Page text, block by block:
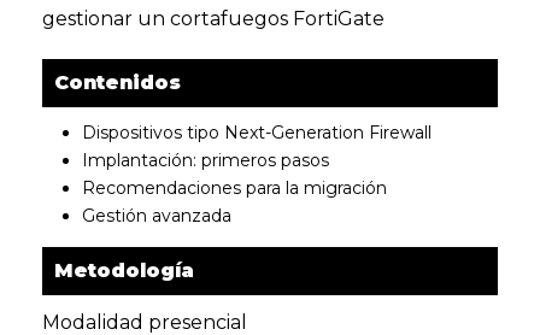
gestionar un cortafuegos FortiGate
Contenidos
Dispositivos tipo Next-Generation Firewall
Implantación: primeros pasos
Recomendaciones para la migración
Gestión avanzada
Metodología
Modalidad presencial